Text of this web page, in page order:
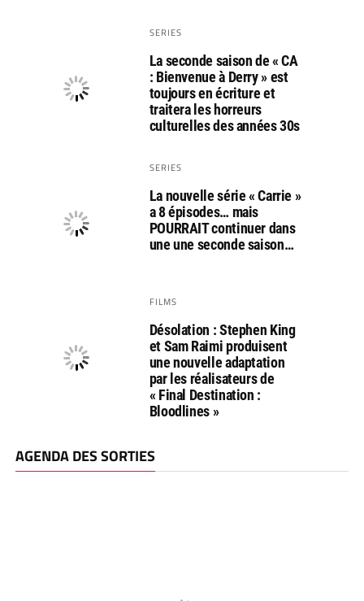
SERIES
La seconde saison de « CA
: Bienvenue à Derry » est
toujours en écriture et
traitera les horreurs
culturelles des années 30s
SERIES
La nouvelle série « Carrie »
a 8 épisodes… mais
POURRAIT continuer dans
une une seconde saison…
FILMS
Désolation : Stephen King
et Sam Raimi produisent
une nouvelle adaptation
par les réalisateurs de
« Final Destination :
Bloodlines »
AGENDA DES SORTIES